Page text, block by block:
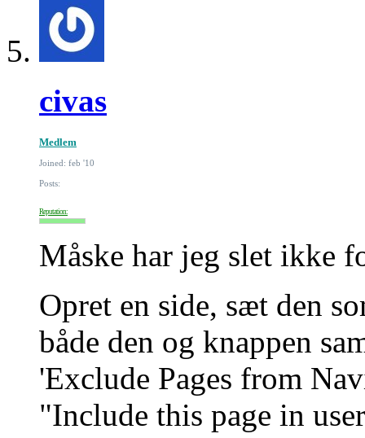
civas
Medlem
Joined: feb '10
Posts:
Reputation:
Måske har jeg slet ikke
Opret en side, sæt den
både den og knappen
'Exclude Pages from
"Include this page in